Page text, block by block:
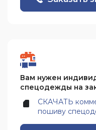
Вам нужен
спецодежды на
СКАЧАТЬ
пошиву